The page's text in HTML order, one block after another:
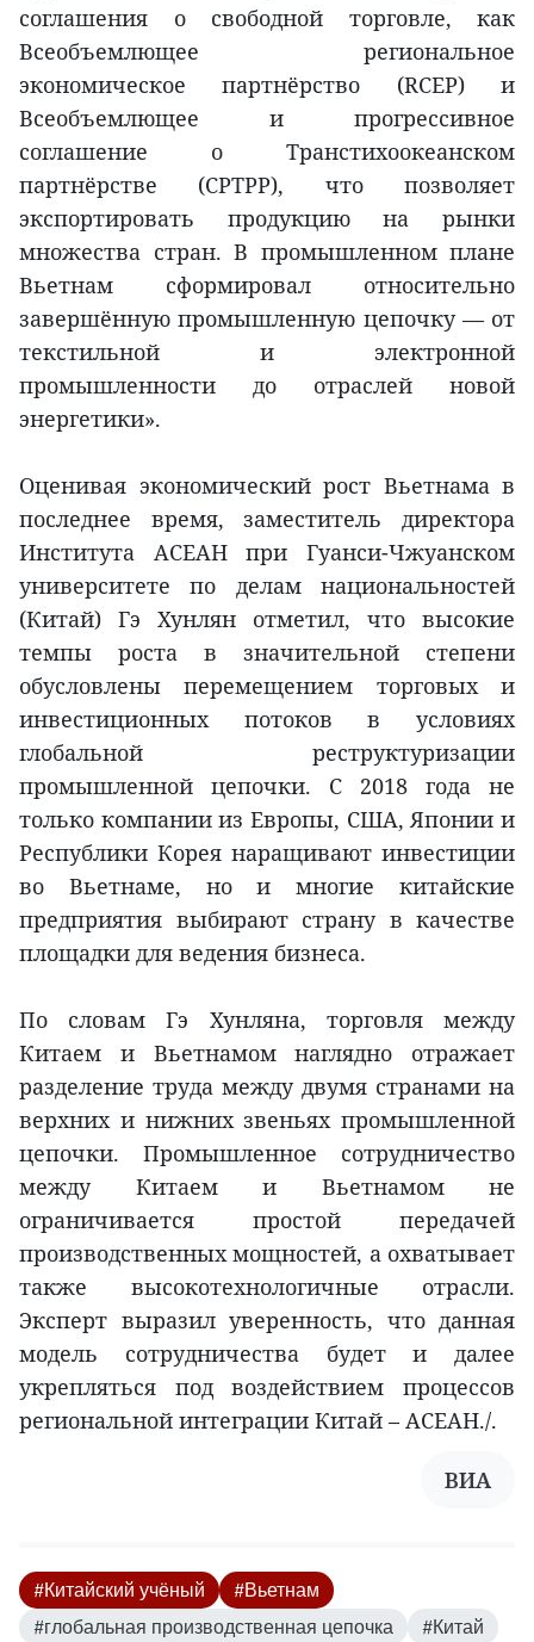
соглашения о свободной торговле, как
Всеобъемлющее региональное
экономическое партнёрство (RCEP) и
Всеобъемлющее и прогрессивное
соглашение о Транстихоокеанском
партнёрстве (CPTPP), что позволяет
экспортировать продукцию на рынки
множества стран. В промышленном плане
Вьетнам сформировал относительно
завершённую промышленную цепочку — от
текстильной и электронной
промышленности до отраслей новой
энергетики».
Оценивая экономический рост Вьетнама в
последнее время, заместитель директора
Института АСЕАН при Гуанси-Чжуанском
университете по делам национальностей
(Китай) Гэ Хунлян отметил, что высокие
темпы роста в значительной степени
обусловлены перемещением торговых и
инвестиционных потоков в условиях
глобальной реструктуризации
промышленной цепочки. С 2018 года не
только компании из Европы, США, Японии и
Республики Корея наращивают инвестиции
во Вьетнаме, но и многие китайские
предприятия выбирают страну в качестве
площадки для ведения бизнеса.
По словам Гэ Хунляна, торговля между
Китаем и Вьетнамом наглядно отражает
разделение труда между двумя странами на
верхних и нижних звеньях промышленной
цепочки. Промышленное сотрудничество
между Китаем и Вьетнамом не
ограничивается простой передачей
производственных мощностей, а охватывает
также высокотехнологичные отрасли.
Эксперт выразил уверенность, что данная
модель сотрудничества будет и далее
укрепляться под воздействием процессов
региональной интеграции Китай – АСЕАН./.
ВИА
#Китайский учёный
#Вьетнам
#глобальная производственная цепочка
#Китай